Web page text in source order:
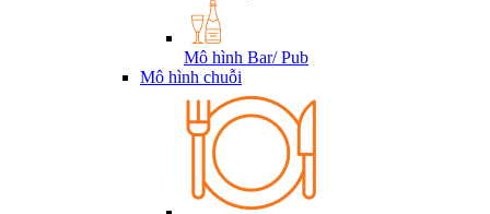
Mô hình Bar/ Pub
Mô hình chuỗi